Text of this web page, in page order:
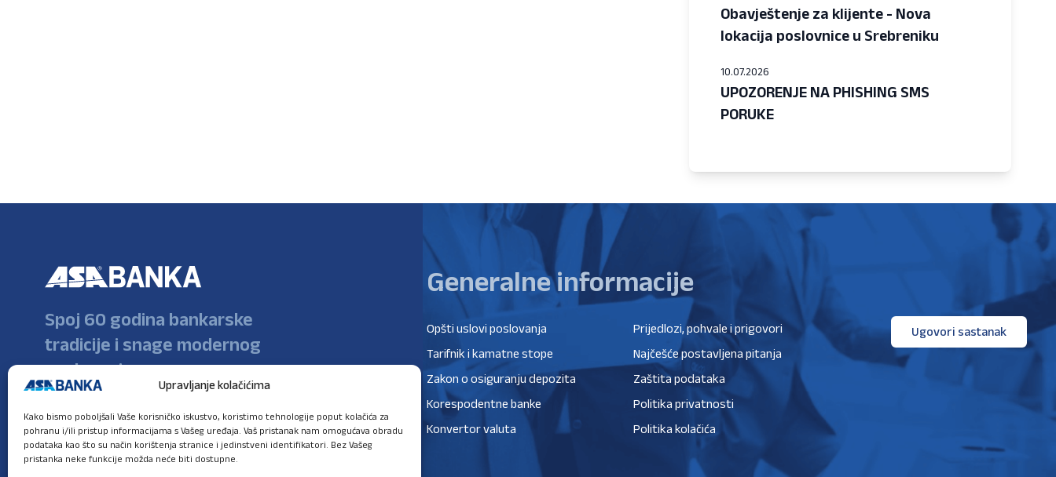
Upravljanje kolačićima
Kako bismo poboljšali Vaše korisničko iskustvo, koristimo tehnologije poput kolačića za
pohranu i/ili pristup informacijama s Vašeg uređaja. Vaš pristanak nam omogućava obradu
podataka kao što su način korištenja stranice i jedinstveni identifikatori. Bez Vašeg
pristanka neke funkcije možda neće biti dostupne.
Obavještenje za klijente - Nova
lokacija poslovnice u Srebreniku
10.07.2026
UPOZORENJE NA PHISHING SMS
PORUKE
Spoj 60 godina bankarske
tradicije i snage modernog
poslovanja
Generalne informacije
Opšti uslovi poslovanja
Tarifnik i kamatne stope
Zakon o osiguranju depozita
Korespodentne banke
Konvertor valuta
Prijedlozi, pohvale i prigovori
Najčešće postavljena pitanja
Zaštita podataka
Politika privatnosti
Politika kolačića
Ugovori sastanak